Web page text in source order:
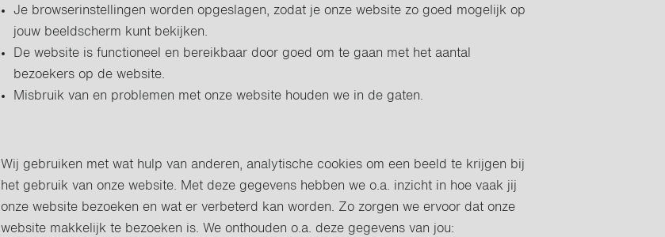
Je browserinstellingen worden opgeslagen, zodat je onze website zo goed mogelijk op
jouw beeldscherm kunt bekijken.
De website is functioneel en bereikbaar door goed om te gaan met het aantal
bezoekers op de website.
Misbruik van en problemen met onze website houden we in de gaten.
Wij gebruiken met wat hulp van anderen, analytische cookies om een beeld te krijgen bij
het gebruik van onze website. Met deze gegevens hebben we o.a. inzicht in hoe vaak jij
onze website bezoeken en wat er verbeterd kan worden. Zo zorgen we ervoor dat onze
website makkelijk te bezoeken is. We onthouden o.a. deze gegevens van jou: